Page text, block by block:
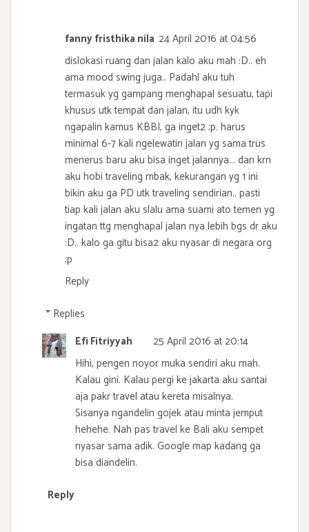
fanny fristhika nila 24 April 2016 at 04:56
dislokasi ruang dan jalan kalo aku mah :D.. eh
ama mood swing juga.. Padahl aku tuh
termasuk yg gampang menghapal sesuatu, tapi
khusus utk tempat dan jalan, itu udh kyk
ngapalin kamus KBBI, ga inget2 ;p. harus
minimal 6-7 kali ngelewatin jalan yg sama trus
menerus baru aku bisa inget jalannya... dan krn
aku hobi traveling mbak, kekurangan yg 1 ini
bikin aku ga PD utk traveling sendirian.. pasti
tiap kali jalan aku slalu ama suami ato temen yg
ingatan ttg menghapal jalan nya lebih bgs dr aku
:D.. kalo ga gitu bisa2 aku nyasar di negara org
;p
Reply
Replies
Efi Fitriyyah
25 April 2016 at 20:14
Hihi, pengen noyor muka sendiri aku mah.
Kalau gini. Kalau pergi ke jakarta aku santai
aja pakr travel atau kereta misalnya.
Sisanya ngandelin gojek atau minta jemput
hehehe. Nah pas travel ke Bali aku sempet
nyasar sama adik. Google map kadang ga
bisa diandelin.
Reply